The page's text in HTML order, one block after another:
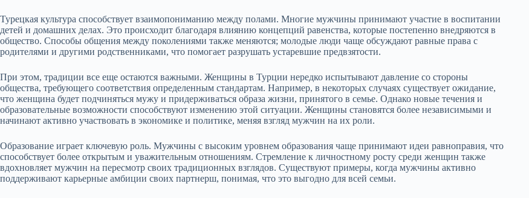
Турецкая культура способствует взаимопониманию между полами. Многие мужчины принимают участие в воспитании
детей и домашних делах. Это происходит благодаря влиянию концепций равенства, которые постепенно внедряются в
общество. Способы общения между поколениями также меняются; молодые люди чаще обсуждают равные права с
родителями и другими родственниками, что помогает разрушать устаревшие предвзятости.
При этом, традиции все еще остаются важными. Женщины в Турции нередко испытывают давление со стороны
общества, требующего соответствия определенным стандартам. Например, в некоторых случаях существует ожидание,
что женщина будет подчиняться мужу и придерживаться образа жизни, принятого в семье. Однако новые течения и
образовательные возможности способствуют изменению этой ситуации. Женщины становятся более независимыми и
начинают активно участвовать в экономике и политике, меняя взгляд мужчин на их роли.
Образование играет ключевую роль. Мужчины с высоким уровнем образования чаще принимают идеи равноправия, что
способствует более открытым и уважительным отношениям. Стремление к личностному росту среди женщин также
вдохновляет мужчин на пересмотр своих традиционных взглядов. Существуют примеры, когда мужчины активно
поддерживают карьерные амбиции своих партнерш, понимая, что это выгодно для всей семьи.